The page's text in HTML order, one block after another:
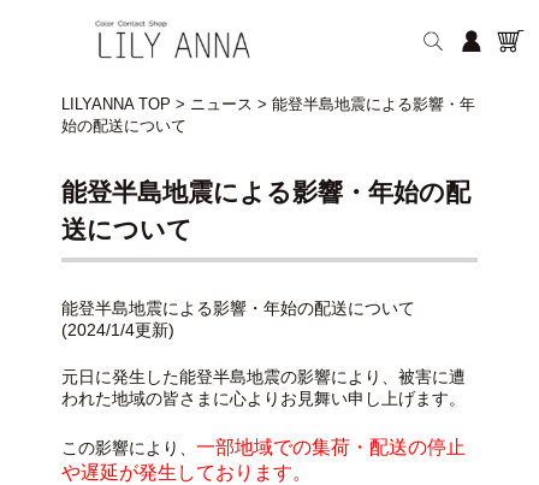
LILYANNA TOP > ニュース > 能登半島地震による影響・年
始の配送について
能登半島地震による影響・年始の配
送について
能登半島地震による影響・年始の配送について
(2024/1/4更新)
元日に発生した能登半島地震の影響により、被害に遭
われた地域の皆さまに心よりお見舞い申し上げます。
この影響により、 一部地域での集荷・配送の停止
や遅延が発生しております。